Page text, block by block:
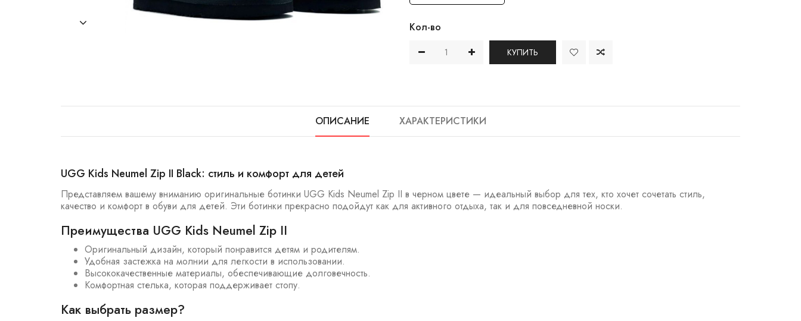
Кол-во
КУПИТЬ
ОПИСАНИЕ ХАРАКТЕРИСТИКИ
UGG Kids Neumel Zip II Black: стиль и комфорт для детей
Представляем вашему вниманию оригинальные ботинки UGG Kids Neumel Zip II в черном цвете — идеальный выбор для тех, кто хочет сочетать стиль,
качество и комфорт в обуви для детей. Эти ботинки прекрасно подойдут как для активного отдыха, так и для повседневной носки.
Преимущества UGG Kids Neumel Zip II
Оригинальный дизайн, который понравится детям и родителям.
Удобная застежка на молнии для легкости в использовании.
Высококачественные материалы, обеспечивающие долговечность.
Комфортная стелька, которая поддерживает стопу.
Как выбрать размер?